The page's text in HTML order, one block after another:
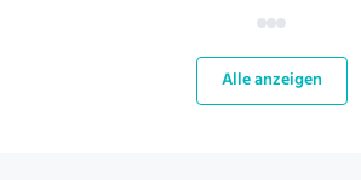
Alle anzeigen